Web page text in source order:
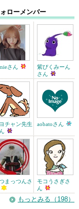
ローメンバー
さん
紫ぴくみーん
さん
チャン先生
aobatoさん
まっつんさ
モコうさぎさ
ん
もっとみる（198）